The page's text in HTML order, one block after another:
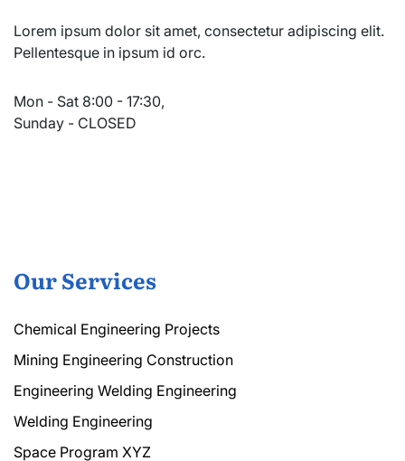
Lorem ipsum dolor sit amet, consectetur adipiscing elit.
Pellentesque in ipsum id orc.
Mon - Sat 8:00 - 17:30,
Sunday - CLOSED
Our Services
Chemical Engineering Projects
Mining Engineering Construction
Engineering Welding Engineering
Welding Engineering
Space Program XYZ